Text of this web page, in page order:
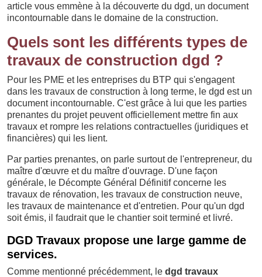
article vous emmène à la découverte du dgd, un document
incontournable dans le domaine de la construction.
Quels sont les différents types de
travaux de construction dgd ?
Pour les PME et les entreprises du BTP qui s'engagent
dans les travaux de construction à long terme, le dgd est un
document incontournable. C'est grâce à lui que les parties
prenantes du projet peuvent officiellement mettre fin aux
travaux et rompre les relations contractuelles (juridiques et
financières) qui les lient.
Par parties prenantes, on parle surtout de l'entrepreneur, du
maître d'œuvre et du maître d'ouvrage. D'une façon
générale, le Décompte Général Définitif concerne les
travaux de rénovation, les travaux de construction neuve,
les travaux de maintenance et d'entretien. Pour qu'un dgd
soit émis, il faudrait que le chantier soit terminé et livré.
DGD Travaux propose une large gamme de
services.
Comme mentionné précédemment, le dgd travaux